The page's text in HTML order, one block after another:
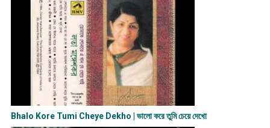
Bhalo Kore Tumi Cheye Dekho | ভালো করে তুমি চেয়ে দেখো